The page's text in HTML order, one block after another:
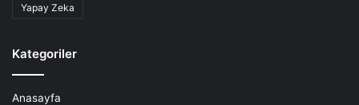
Yapay Zeka
Kategoriler
Anasayfa